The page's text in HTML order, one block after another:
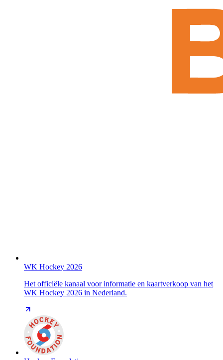
WK Hockey 2026
Het officiële kanaal voor informatie en kaartverkoop van het
WK Hockey 2026 in Nederland.